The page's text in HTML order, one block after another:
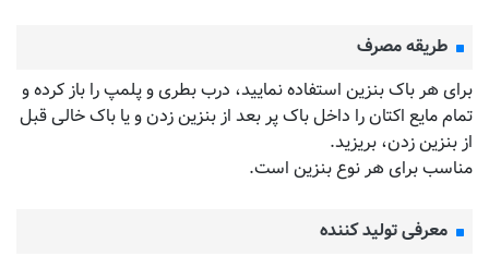
طریقه مصرف
برای هر باک بنزین استفاده نمایید، درب بطری و پلمپ را باز کرده و
تمام مایع اکتان را داخل باک پر بعد از بنزین زدن و یا باک خالی قبل
از بنزین زدن، بریزید.
مناسب برای هر نوع بنزین است.
معرفی تولید کننده